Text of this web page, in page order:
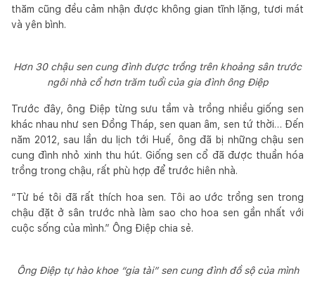
thăm cũng đều cảm nhận được không gian tĩnh lặng, tươi mát
và yên bình.
Hơn 30 chậu sen cung đình được trồng trên khoảng sân trước
ngôi nhà cổ hơn trăm tuổi của gia đình ông Điệp
Trước đây, ông Điệp từng sưu tầm và trồng nhiều giống sen
khác nhau như sen Đồng Tháp, sen quan âm, sen tứ thời… Đến
năm 2012, sau lần du lịch tới Huế, ông đã bị những chậu sen
cung đình nhỏ xinh thu hút. Giống sen cổ đã được thuần hóa
trồng trong chậu, rất phù hợp để trước hiên nhà.
“Từ bé tôi đã rất thích hoa sen. Tôi ao ước trồng sen trong
chậu đặt ở sân trước nhà làm sao cho hoa sen gần nhất với
cuộc sống của mình.” Ông Điệp chia sẻ.
Ông Điệp tự hào khoe “gia tài” sen cung đình đồ sộ của mình